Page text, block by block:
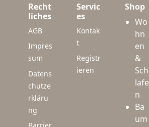
Recht
liches
AGB
Impres
sum
Datens
chutze
rkläru
ng
Servic
es
Kontak
t
Registr
ieren
Shop
Wo
hn
en
&
Sch
lafe
n
Ba
um